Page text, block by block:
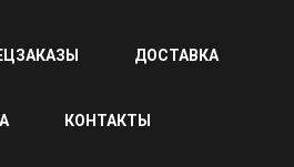
ДОСТАВКА
КОНТАКТЫ